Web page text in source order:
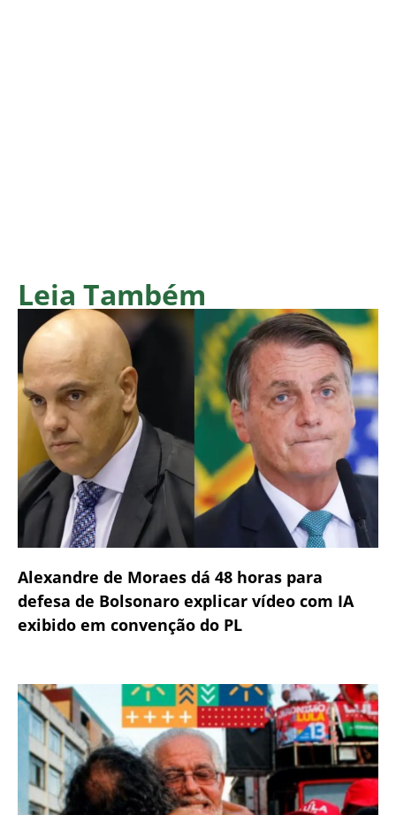
Leia Também
Alexandre de Moraes dá 48 horas para
defesa de Bolsonaro explicar vídeo com IA
exibido em convenção do PL